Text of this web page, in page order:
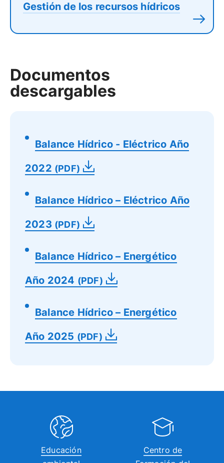
Gestión de los recursos hídricos
Documentos
descargables
Balance Hídrico - Eléctrico Año
2022 (PDF)
Balance Hídrico – Eléctrico Año
2023 (PDF)
Balance Hídrico – Energético
Año 2024 (PDF)
Balance Hídrico – Energético
Año 2025 (PDF)
Educación
Centro de